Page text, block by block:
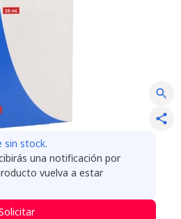
sin stock.
una notificación por
vuelva a estar